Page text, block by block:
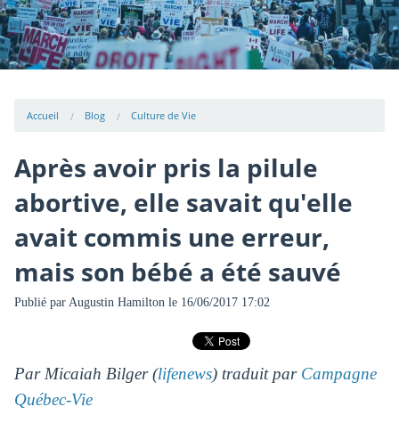
Accueil Blog Culture de Vie
Après avoir pris la pilule
abortive, elle savait qu'elle
avait commis une erreur,
mais son bébé a été sauvé
Publié par Augustin Hamiltonle 16/06/2017 17:02
Par Micaiah Bilger (lifenews) traduit par Campagne
Québec-Vie